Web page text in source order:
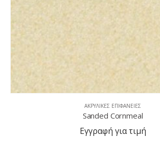
ΑΚΡΥΛΙΚΈΣ ΕΠΙΦΆΝΕΙΕΣ
Sanded Clay
Εγγραφή για τιμή